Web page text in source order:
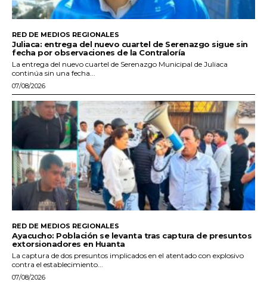
RED DE MEDIOS REGIONALES
Juliaca: entrega del nuevo cuartel de Serenazgo sigue sin
fecha por observaciones de la Contraloría
La entrega del nuevo cuartel de Serenazgo Municipal de Juliaca
continúa sin una fecha...
07/08/2026
RED DE MEDIOS REGIONALES
Ayacucho: Población se levanta tras captura de presuntos
extorsionadores en Huanta
La captura de dos presuntos implicados en el atentado con explosivo
contra el establecimiento...
07/08/2026